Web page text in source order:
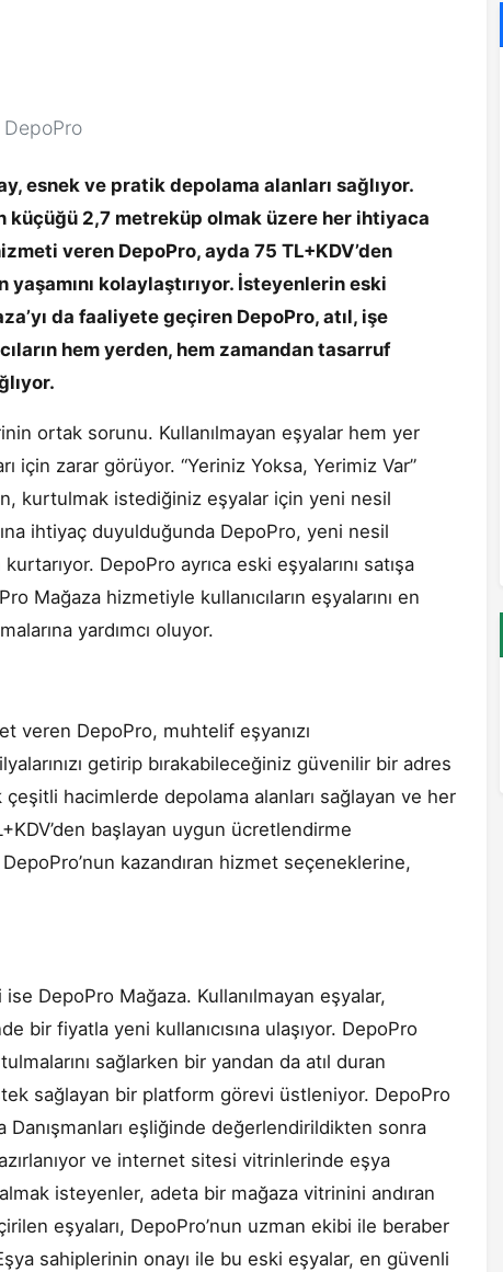
DepoPro
esnek ve pratik depolama alanları sağlıyor.
küçüğü 2,7 metreküp olmak üzere her ihtiyaca
veren DepoPro, ayda 75 TL+KDV’den
kolaylaştırıyor. İsteyenlerin eski
da faaliyete geçiren DepoPro, atıl, işe
hem yerden, hem zamandan tasarruf
ortak sorunu. Kullanılmayan eşyalar hem yer
için zarar görüyor. “Yeriniz Yoksa, Yerimiz Var”
kurtulmak istediğiniz eşyalar için yeni nesil
ihtiyaç duyulduğunda DepoPro, yeni nesil
DepoPro ayrıca eski eşyalarını satışa
Mağaza hizmetiyle kullanıcıların eşyalarını en
yardımcı oluyor.
veren DepoPro, muhtelif eşyanızı
getirip bırakabileceğiniz güvenilir bir adres
hacimlerde depolama alanları sağlayan ve her
başlayan uygun ücretlendirme
DepoPro’nun kazandıran hizmet seçeneklerine,
DepoPro Mağaza. Kullanılmayan eşyalar,
bir fiyatla yeni kullanıcısına ulaşıyor. DepoPro
sağlarken bir yandan da atıl duran
sağlayan bir platform görevi üstleniyor. DepoPro
eşliğinde değerlendirildikten sonra
ve internet sitesi vitrinlerinde eşya
isteyenler, adeta bir mağaza vitrinini andıran
eşyaları, DepoPro’nun uzman ekibi ile beraber
sahiplerinin onayı ile bu eski eşyalar, en güvenli